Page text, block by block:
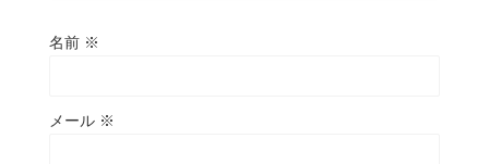
名前 ※
メール ※